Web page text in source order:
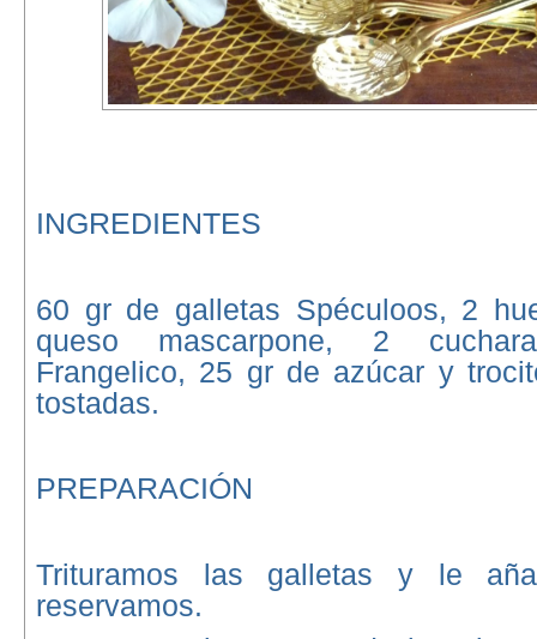
INGREDIENTES
60 gr de galletas Spéculoos, 2
queso mascarpone, 2
Frangelico, 25 gr de azúcar y
tostadas.
PREPARACIÓN
Trituramos las galletas y le
reservamos.